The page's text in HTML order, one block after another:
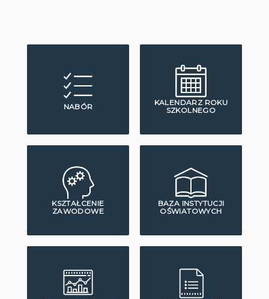
NABÓR
KALENDARZ ROKU
SZKOLNEGO
KSZTAŁCENIE
ZAWODOWE
BAZA INSTYTUCJI
OŚWIATOWYCH